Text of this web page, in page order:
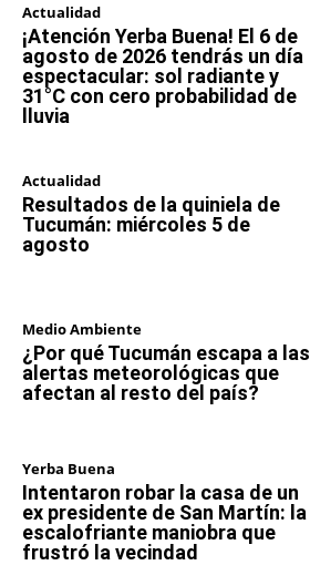
Actualidad
¡Atención Yerba Buena! El 6 de
agosto de 2026 tendrás un día
espectacular: sol radiante y
31°C con cero probabilidad de
lluvia
Actualidad
Resultados de la quiniela de
Tucumán: miércoles 5 de
agosto
Medio Ambiente
¿Por qué Tucumán escapa a las
alertas meteorológicas que
afectan al resto del país?
Yerba Buena
Intentaron robar la casa de un
ex presidente de San Martín: la
escalofriante maniobra que
frustró la vecindad